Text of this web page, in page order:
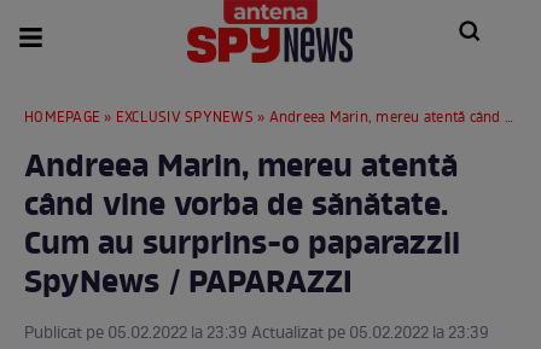
HOMEPAGE » EXCLUSIV SPYNEWS » Andreea Marin, mereu atentă când vine vorba de sănătate. Cum au surprins-o paparazzii SpyNews / PAPARAZZI
Andreea Marin, mereu atentă
când vine vorba de sănătate.
Cum au surprins-o paparazzii
SpyNews / PAPARAZZI
Publicat pe 05.02.2022 la 23:39 Actualizat pe 05.02.2022 la 23:39